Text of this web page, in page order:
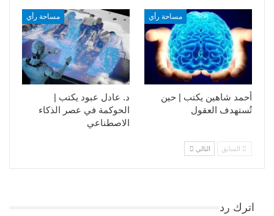
مساحة رأي
د. عادل عبود يكتب |
الحوكمة في عصر الذكاء
الاصطناعي
مساحة رأي
أحمد شاهين يكتب | حين
تُستهدف العقول
السابق التالي
اترك رد